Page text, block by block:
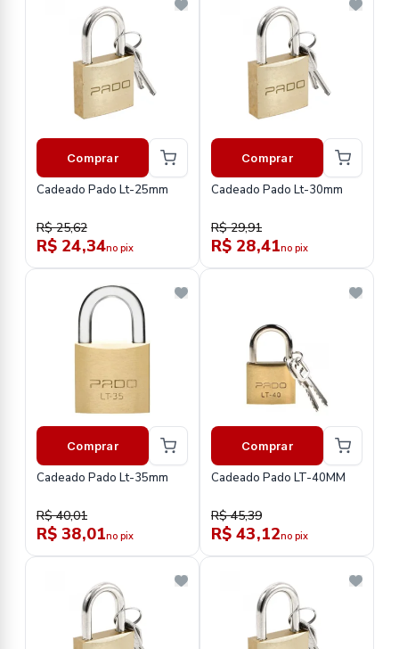
Comprar
Cadeado Pado Lt-25mm
R$ 25,62
R$ 24,34no pix
Comprar
Cadeado Pado Lt-30mm
R$ 29,91
R$ 28,41no pix
Comprar
Cadeado Pado Lt-35mm
R$ 40,01
R$ 38,01no pix
Comprar
Cadeado Pado LT-40MM
R$ 45,39
R$ 43,12no pix